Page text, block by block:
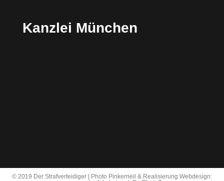
Kanzlei München
© 2019 Der Strafverteidiger | Photo Pinkerneil & Realisierung Webdesign: